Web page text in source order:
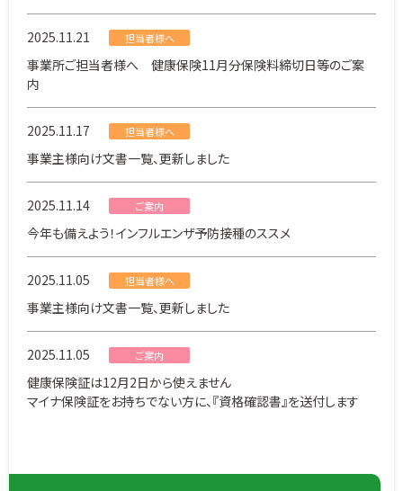
2025.11.21 担当者様へ
事業所ご担当者様へ 健康保険11月分保険料締切日等のご案
内
2025.11.17 担当者様へ
事業主様向け文書一覧、更新しました
2025.11.14 ご案内
今年も備えよう！インフルエンザ予防接種のススメ
2025.11.05 担当者様へ
事業主様向け文書一覧、更新しました
2025.11.05 ご案内
健康保険証は12月2日から使えません
マイナ保険証をお持ちでない方に、『資格確認書』を送付します